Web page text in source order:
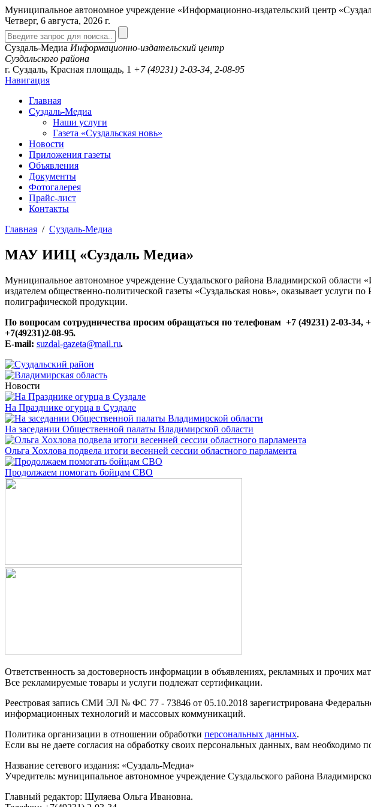
Муниципальное автономное учреждение «Информационно-издательский центр
Четверг, 6 августа, 2026 г.
Суздаль-Медиа Информационно-издательский центр
Суздальского района
г. Суздаль, Красная площадь, 1 +7 (49231) 2-03-34, 2-08-95
Навигация
Главная
Суздаль-Медиа
Наши услуги
Газета «Суздальская новь»
Новости
Приложения газеты
Объявления
Документы
Фотогалерея
Прайс-лист
Контакты
Главная / Суздаль-Медиа
МАУ ИИЦ «Суздаль Медиа»
Муниципальное автономное учреждение Суздальского района Владимирской области
издателем общественно-политической газеты «Суздальская новь», оказывает
полиграфической продукции.
По вопросам сотрудничества просим обращаться по телефонам +7 (49231) 2-03-34,
+7(49231)2-08-95.
E-mail: suzdal-gazeta@mail.ru.
Новости
На Празднике огурца в Суздале
На заседании Общественной палаты Владимирской области
Ольга Хохлова подвела итоги весенней сессии областного парламента
Продолжаем помогать бойцам СВО
Ответственность за достоверность информации в объявлениях, рекламных и прочих
Все рекламируемые товары и услуги подлежат сертификации.
Реестровая запись СМИ ЭЛ № ФС 77 - 73846 от 05.10.2018 зарегистрирована
информационных технологий и массовых коммуникаций.
Политика организации в отношении обработки персональных данных.
Если вы не даете согласия на обработку своих персональных данных, вам необходимо
Название сетевого издания: «Суздаль-Медиа»
Учредитель: муниципальное автономное учреждение Суздальского района
Главный редактор: Шуляева Ольга Ивановна.